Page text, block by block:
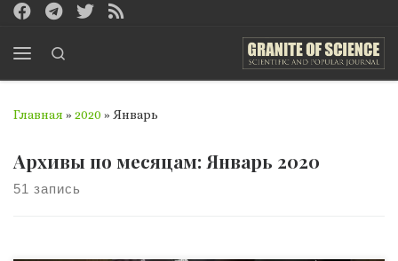
Перейти к содержимому
Главная » 2020 » Январь
Архивы по месяцам: Январь 2020
51 запись